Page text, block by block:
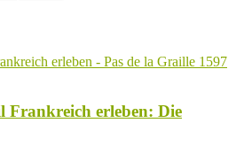
Frankreich erleben: Die